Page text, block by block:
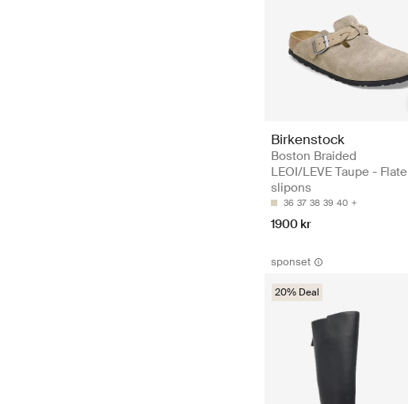
Birkenstock
Boston Braided
LEOI/LEVE Taupe - Flate
slipons
36 37 38 39 40
1900 kr
sponset
20% Deal